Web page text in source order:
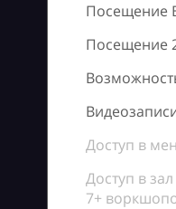
Посещение
Посещение
Доступ в
Доступ в
7+